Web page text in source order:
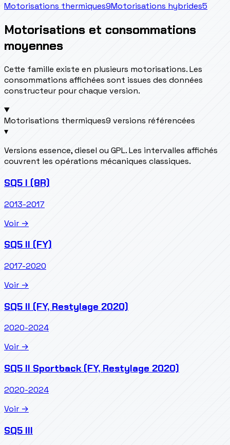
Motorisations thermiques9Motorisations hybrides5
Motorisations et consommations
moyennes
Cette famille existe en plusieurs motorisations. Les
consommations affichées sont issues des données
constructeur pour chaque version.
Motorisations thermiques9 versions référencées
▾
Versions essence, diesel ou GPL. Les intervalles affichés
couvrent les opérations mécaniques classiques.
SQ5 I (8R)
2013-2017
Voir →
SQ5 II (FY)
2017-2020
Voir →
SQ5 II (FY, Restylage 2020)
2020-2024
Voir →
SQ5 II Sportback (FY, Restylage 2020)
2020-2024
Voir →
SQ5 III